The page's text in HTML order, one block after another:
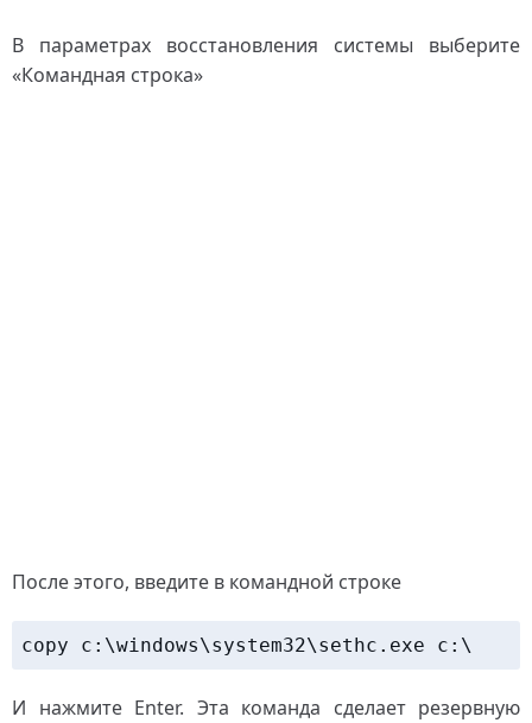
В параметрах восстановления системы выберите
«Командная строка»
После этого, введите в командной строке
copy c:\windows\system32\sethc.exe c:\
И нажмите Enter. Эта команда сделает резервную